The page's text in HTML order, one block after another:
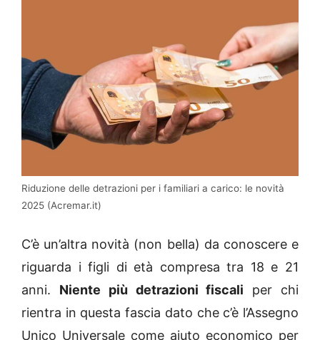
Riduzione delle detrazioni per i familiari a carico: le novità
2025 (Acremar.it)
C’è un’altra novità (non bella) da conoscere e
riguarda i figli di età compresa tra 18 e 21
anni. Niente più detrazioni fiscali per chi
rientra in questa fascia dato che c’è l’Assegno
Unico Universale come aiuto economico per